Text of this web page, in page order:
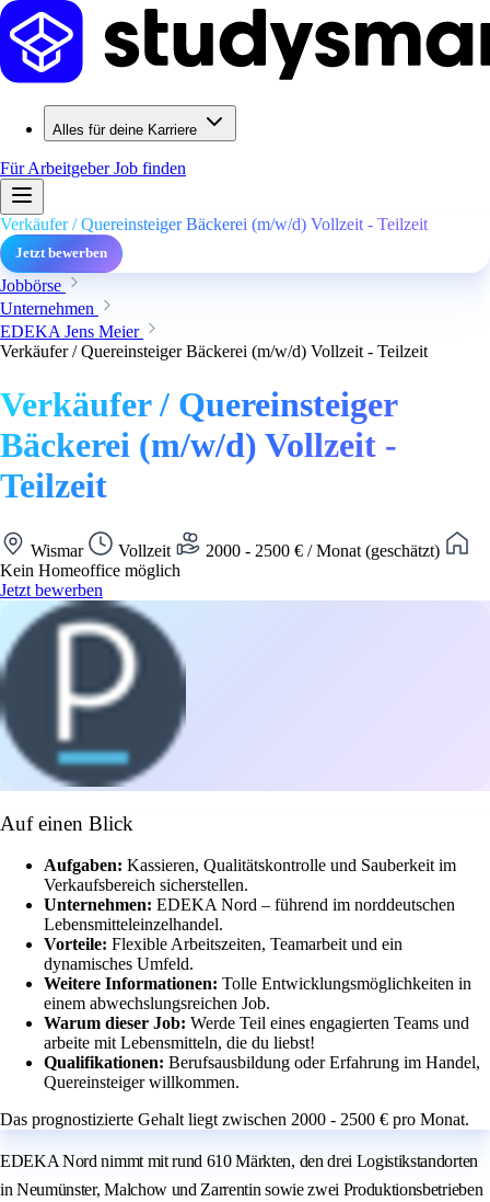
Alles für deine Karriere
Für ArbeitgeberJob finden
Verkäufer / Quereinsteiger Bäckerei (m/w/d) Vollzeit - Teilzeit
Jetzt bewerben
Jobbörse
Unternehmen
EDEKA Jens Meier
Verkäufer / Quereinsteiger Bäckerei (m/w/d) Vollzeit - Teilzeit
Verkäufer / Quereinsteiger
Bäckerei (m/w/d) Vollzeit -
Teilzeit
Wismar Vollzeit
2000 - 2500 € / Monat (geschätzt)
Kein Homeoffice möglich
Jetzt bewerben
Auf einen Blick
Aufgaben: Kassieren, Qualitätskontrolle und Sauberkeit im
Verkaufsbereich sicherstellen.
Unternehmen: EDEKA Nord – führend im norddeutschen
Lebensmitteleinzelhandel.
Vorteile: Flexible Arbeitszeiten, Teamarbeit und ein
dynamisches Umfeld.
Weitere Informationen: Tolle Entwicklungsmöglichkeiten in
einem abwechslungsreichen Job.
Warum dieser Job: Werde Teil eines engagierten Teams und
arbeite mit Lebensmitteln, die du liebst!
Qualifikationen: Berufsausbildung oder Erfahrung im Handel,
Quereinsteiger willkommen.
Das prognostizierte Gehalt liegt zwischen 2000 - 2500 € pro Monat.
EDEKA Nord nimmt mit rund 610 Märkten, den drei Logistikstandorten
in Neumünster, Malchow und Zarrentin sowie zwei Produktionsbetrieben